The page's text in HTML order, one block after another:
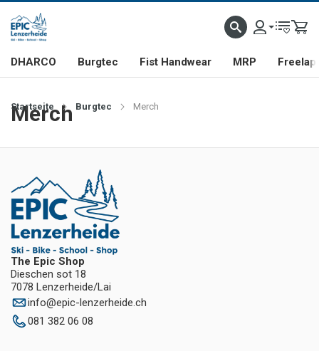
DHARCO Burgtec Fist Handwear MRP Freelap
Startseite Burgtec Merch
Merch
The Epic Shop
Dieschen sot 18
7078 Lenzerheide/Lai
info@epic-lenzerheide.ch
081 382 06 08